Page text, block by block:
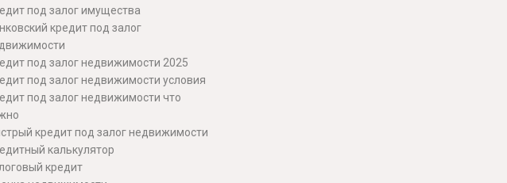
под залог имущества
кредит под залог
под залог недвижимости 2025
под залог недвижимости условия
под залог недвижимости что
кредит под залог недвижимости
калькулятор
кредит